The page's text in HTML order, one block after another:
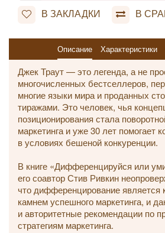
В ЗАКЛАДКИ В
Описание Характеристики
Джек Траут — это легенда, а не
многочисленных бестселлеров,
многие языки мира и проданных
тиражами. Это человек, чья
позиционирования стала
маркетинга и уже 30 лет помогает
в условиях бешеной конкуренции.
В книге «Дифференцируйся или
его соавтор Стив Ривкин
что дифференцирование является
камнем успешного маркетинга, и
и авторитетные рекомендации по
стратегиям маркетинга.